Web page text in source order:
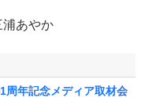
あやか
周年記念メディア取材会